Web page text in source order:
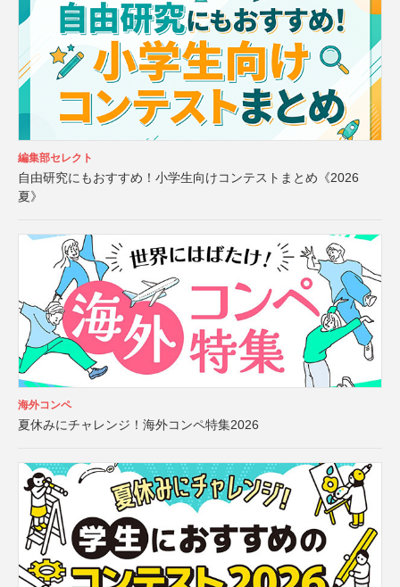
編集部セレクト
自由研究にもおすすめ！小学生向けコンテストまとめ《2026
夏》
海外コンペ
夏休みにチャレンジ！海外コンペ特集2026